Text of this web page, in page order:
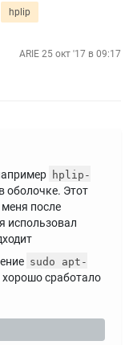
hplip
ARIE 25 окт '17 в 09:17
hplip-
оболочке. Этот
после
использовал
sudo apt-
хорошо сработало